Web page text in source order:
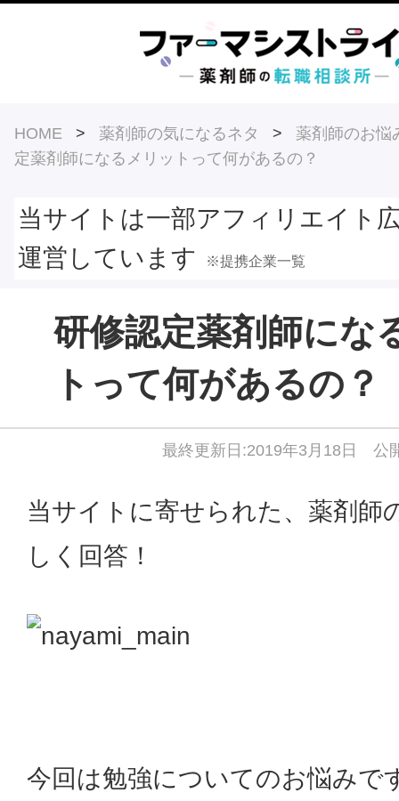
HOME > 薬剤師の気になるネタ > 薬剤師のお悩
定薬剤師になるメリットって何があるの？
当サイトは一部アフィリエイト
運営しています
※提携企業一覧
研修認定薬剤師にな
トって何があるの？
最終更新日:2019年3月18日 公
当サイトに寄せられた、薬剤師
しく回答！
今回は勉強についてのお悩みで